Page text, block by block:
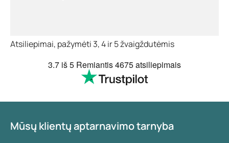
Atsiliepimai, pažymėti 3, 4 ir 5 žvaigždutėmis
3.7 iš 5 Remiantis4675 atsiliepimais
Mūsų klientų aptarnavimo tarnyba